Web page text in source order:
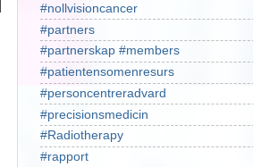
#nollvisioncancer
#partners
#partnerskap #members
#patientensomenresurs
#personcentreradvard
#precisionsmedicin
#Radiotherapy
#rapport